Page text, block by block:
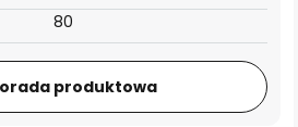
80
produktowa